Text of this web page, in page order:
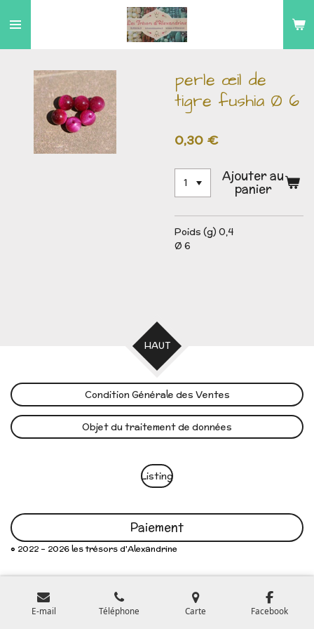
au
perle œil de
tigre fushia Ø 6
0,30 €
Ajouter au
panier
Poids (g) 0,4
Ø 6
HAUT
Condition Générale des Ventes
Objet du traitement de données
Listing
Paiement
© 2022 - 2026 les trésors d'Alexandrine
E-mail Téléphone Carte Facebook